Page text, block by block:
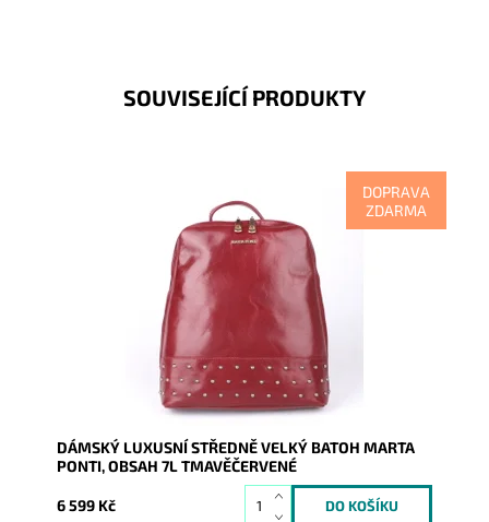
SOUVISEJÍCÍ PRODUKTY
DOPRAVA
ZDARMA
Nejen luxus, kvalita na pohled i na dotek, ale i tradice
a zručnost, to vše se odráží v tomto batohu...
Skladem
7927
Marta Ponti
2 roky
DÁMSKÝ LUXUSNÍ STŘEDNĚ VELKÝ BATOH MARTA
PONTI, OBSAH 7L TMAVĚČERVENÉ
6 599 Kč